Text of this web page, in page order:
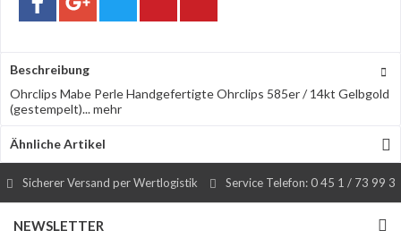
Beschreibung
Ohrclips Mabe Perle Handgefertigte Ohrclips 585er / 14kt Gelbgold
(gestempelt)...mehr
Ähnliche Artikel
Sicherer Versand per Wertlogistik Service Telefon: 0 45 1 / 73 99 3
NEWSLETTER